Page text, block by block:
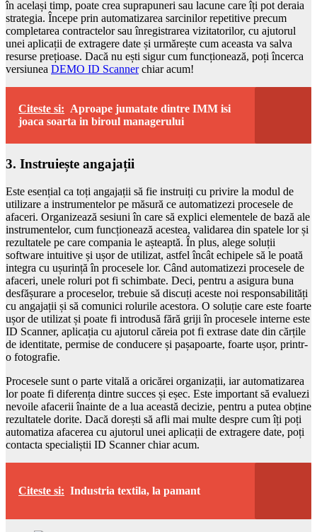
în același timp, poate crea suprapuneri sau lacune care îți pot deraia
strategia. Începe prin automatizarea sarcinilor repetitive precum
completarea contractelor sau înregistrarea vizitatorilor, cu ajutorul
unei aplicații de extragere date și urmărește cum aceasta va salva
resurse prețioase. Dacă nu ești sigur cum funcționează, poți încerca
versiunea DEMO ID Scannerchiar acum!
Citeste si: Aproape jumatate dintre IMM isi
joaca soarta in biroul managerului
3. Instruiește angajații
Este esențial ca toți angajații să fie instruiți cu privire la modul de
utilizare a instrumentelor pe măsură ce automatizezi procesele de
afaceri. Organizează sesiuni în care să explici elementele de bază ale
instrumentelor, cum funcționează acestea, validarea din spatele lor și
rezultatele pe care compania le așteaptă. În plus, alege soluții
software intuitive și ușor de utilizat, astfel încât echipele să le poată
integra cu ușurință în procesele lor. Când automatizezi procesele de
afaceri, unele roluri pot fi schimbate. Deci, pentru a asigura buna
desfășurare a proceselor, trebuie să discuți aceste noi responsabilități
cu angajații și să comunici rolurile acestora. O soluție care este foarte
ușor de utilizat și poate fi introdusă fără griji în procesele interne este
ID Scanner, aplicația cu ajutorul căreia pot fi extrase date din cărțile
de identitate, permise de conducere și pașapoarte, foarte ușor, printr-
o fotografie.
Procesele sunt o parte vitală a oricărei organizații, iar automatizarea
lor poate fi diferența dintre succes și eșec. Este important să evaluezi
nevoile afacerii înainte de a lua această decizie, pentru a putea obține
rezultatele dorite. Dacă dorești să afli mai multe despre cum îți poți
automatiza afacerea cu ajutorul unei aplicații de extragere date, poți
contacta specialiștii ID Scanner chiar acum.
Citeste si: Industria textila, la pamant